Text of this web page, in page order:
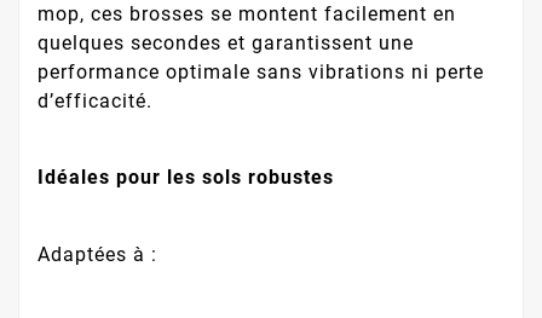
mop, ces brosses se montent facilement en
quelques secondes et garantissent une
performance optimale sans vibrations ni perte
d’efficacité.
Idéales pour les sols robustes
Adaptées à :